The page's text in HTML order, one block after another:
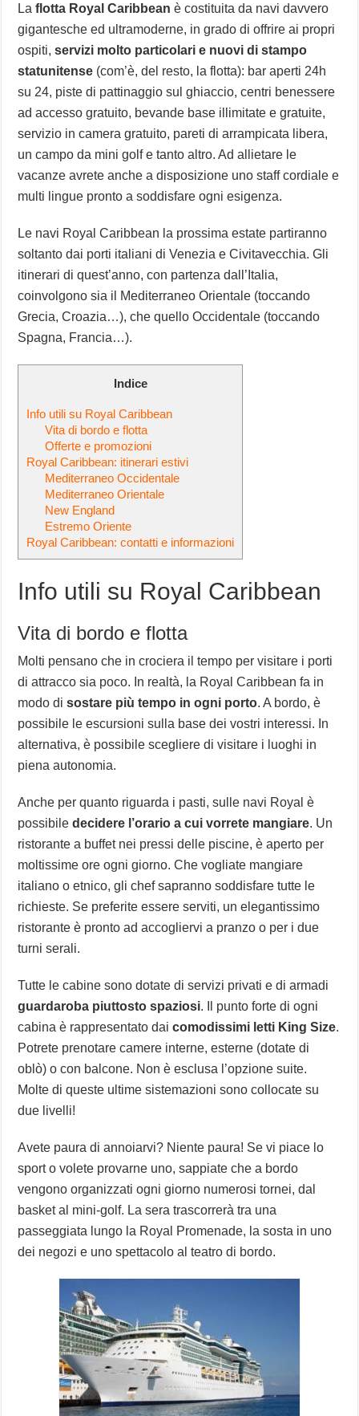
Laflotta Royal Caribbean è costituita da navi davvero
gigantesche ed ultramoderne, in grado di offrire ai propri
ospiti,servizi molto particolari e nuovi di stampo
statunitense (com’è, del resto, la flotta): bar aperti 24h
su 24, piste di pattinaggio sul ghiaccio, centri benessere
ad accesso gratuito, bevande base illimitate e gratuite,
servizio in camera gratuito, pareti di arrampicata libera,
un campo da mini golf e tanto altro. Ad allietare le
vacanze avrete anche a disposizione uno staff cordiale e
multi lingue pronto a soddisfare ogni esigenza.
Le navi Royal Caribbean la prossima estate partiranno
soltanto dai porti italiani di Venezia e Civitavecchia. Gli
itinerari di quest’anno, con partenza dall’Italia,
coinvolgono sia il Mediterraneo Orientale (toccando
Grecia, Croazia…), che quello Occidentale (toccando
Spagna, Francia…).
Indice
Info utili su Royal Caribbean
Vita di bordo e flotta
Offerte e promozioni
Royal Caribbean: itinerari estivi
Mediterraneo Occidentale
Mediterraneo Orientale
New England
Estremo Oriente
Royal Caribbean: contatti e informazioni
Info utili su Royal Caribbean
Vita di bordo e flotta
Molti pensano che in crociera il tempo per visitare i porti
di attracco sia poco. In realtà, la Royal Caribbean fa in
modo di sostare più tempo in ogni porto. A bordo, è
possibile le escursioni sulla base dei vostri interessi. In
alternativa, è possibile scegliere di visitare i luoghi in
piena autonomia.
Anche per quanto riguarda i pasti, sulle navi Royal è
possibiledecidere l’orario a cui vorrete mangiare. Un
ristorante a buffet nei pressi delle piscine, è aperto per
moltissime ore ogni giorno. Che vogliate mangiare
italiano o etnico, gli chef sapranno soddisfare tutte le
richieste. Se preferite essere serviti, un elegantissimo
ristorante è pronto ad accogliervi a pranzo o per i due
turni serali.
Tutte le cabine sono dotate di servizi privati e di armadi
guardaroba piuttosto spaziosi. Il punto forte di ogni
cabina è rappresentato daicomodissimi letti King Size.
Potrete prenotare camere interne, esterne (dotate di
oblò) o con balcone. Non è esclusa l’opzione suite.
Molte di queste ultime sistemazioni sono collocate su
due livelli!
Avete paura di annoiarvi? Niente paura! Se vi piace lo
sport o volete provarne uno, sappiate che a bordo
vengono organizzati ogni giorno numerosi tornei, dal
basket al mini-golf. La sera trascorrerà tra una
passeggiata lungo la Royal Promenade, la sosta in uno
dei negozi e uno spettacolo al teatro di bordo.